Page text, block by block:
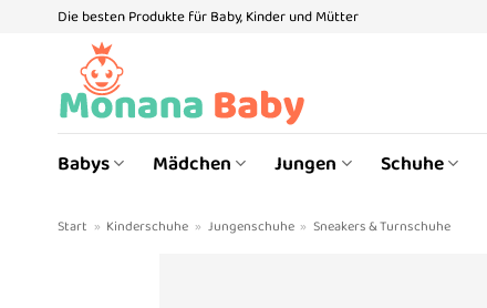
Die besten Produkte für Baby, Kinder und Mütter
Babys Mädchen Jungen Schuhe
Start » Kinderschuhe » Jungenschuhe » Sneakers & Turnschuhe